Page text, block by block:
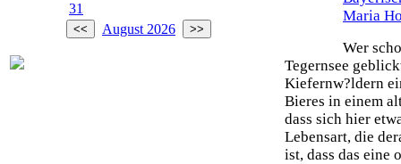
31
August 2026
Maria
Wer
Tegernsee
Kiefernw?ldern
Bieres in einem
dass sich hier
Lebensart, die
ist, dass das eine